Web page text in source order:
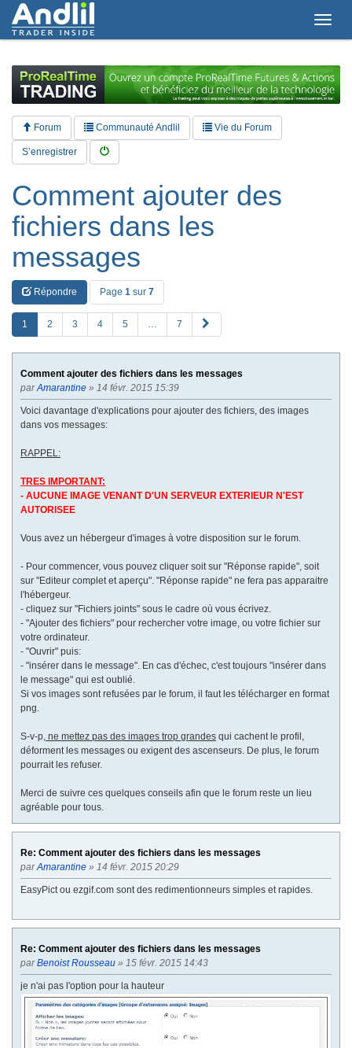
T
g
l
e
n
Forum Communauté Andlil Vie du Forum
S’enregistrer
Comment ajouter des
fichiers dans les
messages
Répondre Page 1 sur 7
1 2 3 4 5 … 7
u
i
a
e
Comment ajouter des fichiers dans les messages
parAmarantine » 14 févr. 2015 15:39
Voici davantage d'explications pour ajouter des fichiers, des images
dans vos messages:
RAPPEL:
TRES IMPORTANT:
- AUCUNE IMAGE VENANT D'UN SERVEUR EXTERIEUR N'EST
AUTORISEE
Vous avez un hébergeur d'images à votre disposition sur le forum.
- Pour commencer, vous pouvez cliquer soit sur "Réponse rapide", soit
sur "Editeur complet et aperçu". "Réponse rapide" ne fera pas apparaitre
l'hébergeur.
- cliquez sur "Fichiers joints" sous le cadre où vous écrivez.
- "Ajouter des fichiers" pour rechercher votre image, ou votre fichier sur
votre ordinateur.
- "Ouvrir" puis:
- "insérer dans le message". En cas d'échec, c'est toujours "insérer dans
le message" qui est oublié.
Si vos images sont refusées par le forum, il faut les télécharger en format
png.
S-v-p, ne mettez pas des images trop grandes qui cachent le profil,
déforment les messages ou exigent des ascenseurs. De plus, le forum
pourrait les refuser.
Merci de suivre ces quelques conseils afin que le forum reste un lieu
agréable pour tous.
Re: Comment ajouter des fichiers dans les messages
parAmarantine » 14 févr. 2015 20:29
EasyPict ou ezgif.com sont des redimentionneurs simples et rapides.
Re: Comment ajouter des fichiers dans les messages
parBenoist Rousseau » 15 févr. 2015 14:43
je n'ai pas l'option pour la hauteur